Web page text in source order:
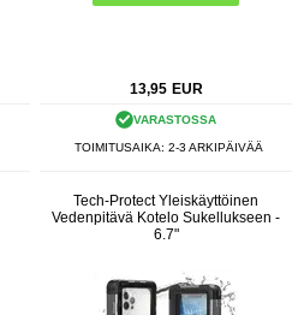
13,95 EUR
VARASTOSSA
TOIMITUSAIKA: 2-3 ARKIPÄIVÄÄ
Tech-Protect Yleiskäyttöinen
Vedenpitävä Kotelo Sukellukseen -
6.7"